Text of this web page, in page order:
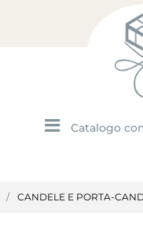
Open menu
CANDELE E PORTA-